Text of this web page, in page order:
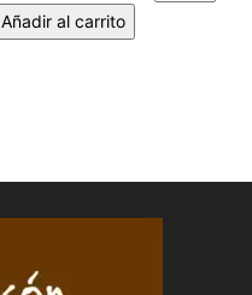
Añadir al carrito